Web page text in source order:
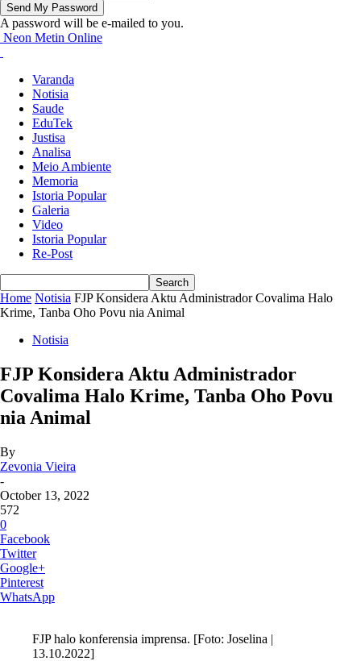
A password will be e-mailed to you.
Neon Metin Online
Varanda
Notisia
Saude
EduTek
Justisa
Analisa
Meio Ambiente
Memoria
Istoria Popular
Galeria
Video
Istoria Popular
Re-Post
Home Notisia FJP Konsidera Aktu Administrador Covalima Halo
Krime, Tanba Oho Povu nia Animal
Notisia
FJP Konsidera Aktu Administrador
Covalima Halo Krime, Tanba Oho Povu
nia Animal
By
Zevonia Vieira
-
October 13, 2022
572
0
Facebook
Twitter
Google+
Pinterest
WhatsApp
FJP halo konferensia imprensa. [Foto: Joselina |
13.10.2022]